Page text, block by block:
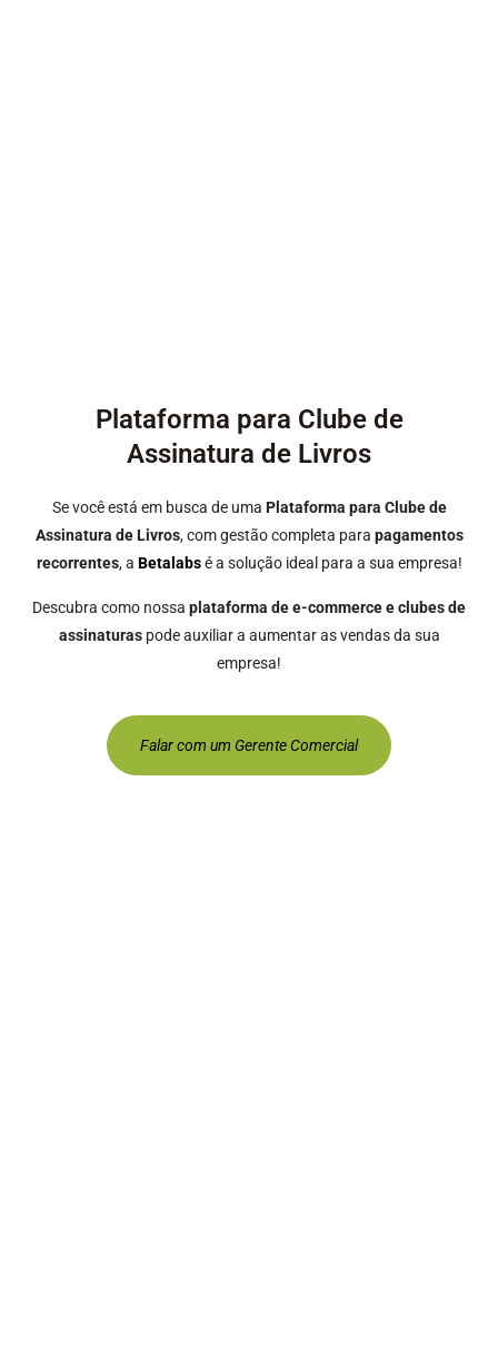
Plataforma para Clube de
Assinatura de Livros
Se você está em busca de uma Plataforma para Clube de
Assinatura de Livros, com gestão completa para pagamentos
recorrentes, a Betalabs é a solução ideal para a sua empresa!
Descubra como nossa plataforma de e-commerce e clubes de
assinaturaspode auxiliar a aumentar as vendas da sua
empresa!
Falar com um Gerente Comercial